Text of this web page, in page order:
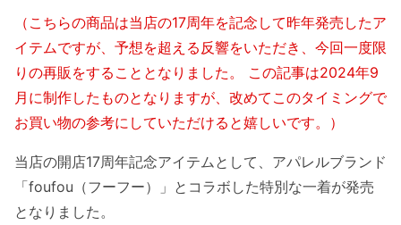
（こちらの商品は当店の17周年を記念して昨年発売したア
イテムですが、予想を超える反響をいただき、今回一度限
りの再販をすることとなりました。 この記事は2024年9
月に制作したものとなりますが、改めてこのタイミングで
お買い物の参考にしていただけると嬉しいです。）
当店の開店17周年記念アイテムとして、アパレルブランド
「foufou（フーフー）」とコラボした特別な一着が発売
となりました。